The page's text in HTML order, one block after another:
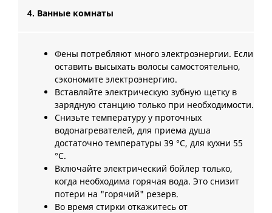
4. Ванные комнаты
Фены потребляют много электроэнергии. Если
оставить высыхать волосы самостоятельно,
сэкономите электроэнергию.
Вставляйте электрическую зубную щетку в
зарядную станцию только при необходимости.
Снизьте температуру у проточных
водонагревателей, для приема душа
достаточно температуры 39 °C, для кухни 55
°C.
Включайте электрический бойлер только,
когда необходима горячая вода. Это снизит
потери на "горячий" резерв.
Во время стирки откажитесь от